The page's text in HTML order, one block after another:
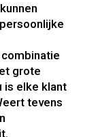
grote
is elke klant
tevens